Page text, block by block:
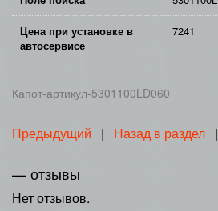
Цена при установке в
автосервисе
7241
Капот-артикул-5301100LD060
Предыдущий | Назад в раздел |
— отзывы
Нет отзывов.